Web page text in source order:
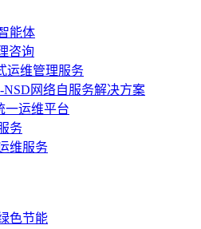
能体
咨询
运维管理服务
NSD网络自服务解决方案
一运维平台
务
维服务
色节能